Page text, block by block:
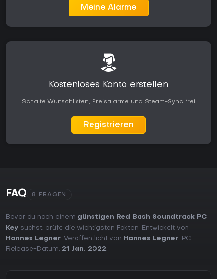
Meine Alarme
Kostenloses Konto erstellen
Schalte Wunschlisten, Preisalarme und Steam-Sync frei
Registrieren
FAQ 8 FRAGEN
Bevor du nach einem günstigen Red Bash Soundtrack PC
Key suchst, prüfe die wichtigsten Fakten. Entwickelt von
Hannes Legner. Veröffentlicht von Hannes Legner. PC
Release-Datum: 21 Jan. 2022.